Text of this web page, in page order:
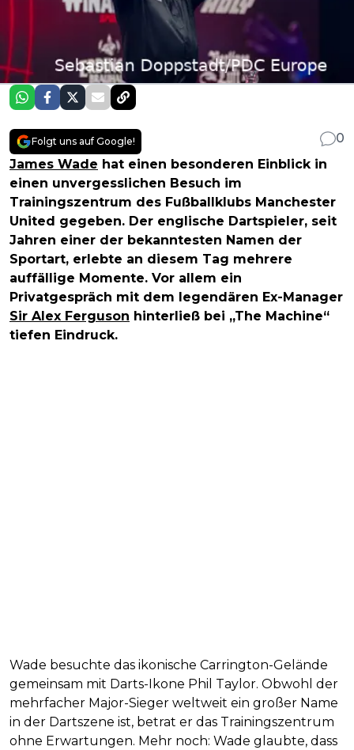
Folgt uns auf Google!
0
James Wade hat einen besonderen Einblick in
einen unvergesslichen Besuch im
Trainingszentrum des Fußballklubs Manchester
United gegeben. Der englische Dartspieler, seit
Jahren einer der bekanntesten Namen der
Sportart, erlebte an diesem Tag mehrere
auffällige Momente. Vor allem ein
Privatgespräch mit dem legendären Ex-Manager
Sir Alex Ferguson hinterließ bei „The Machine“
tiefen Eindruck.
Wade besuchte das ikonische Carrington-Gelände
gemeinsam mit Darts-Ikone Phil Taylor. Obwohl der
mehrfacher Major-Sieger weltweit ein großer Name
in der Dartszene ist, betrat er das Trainingszentrum
ohne Erwartungen. Mehr noch: Wade glaubte, dass